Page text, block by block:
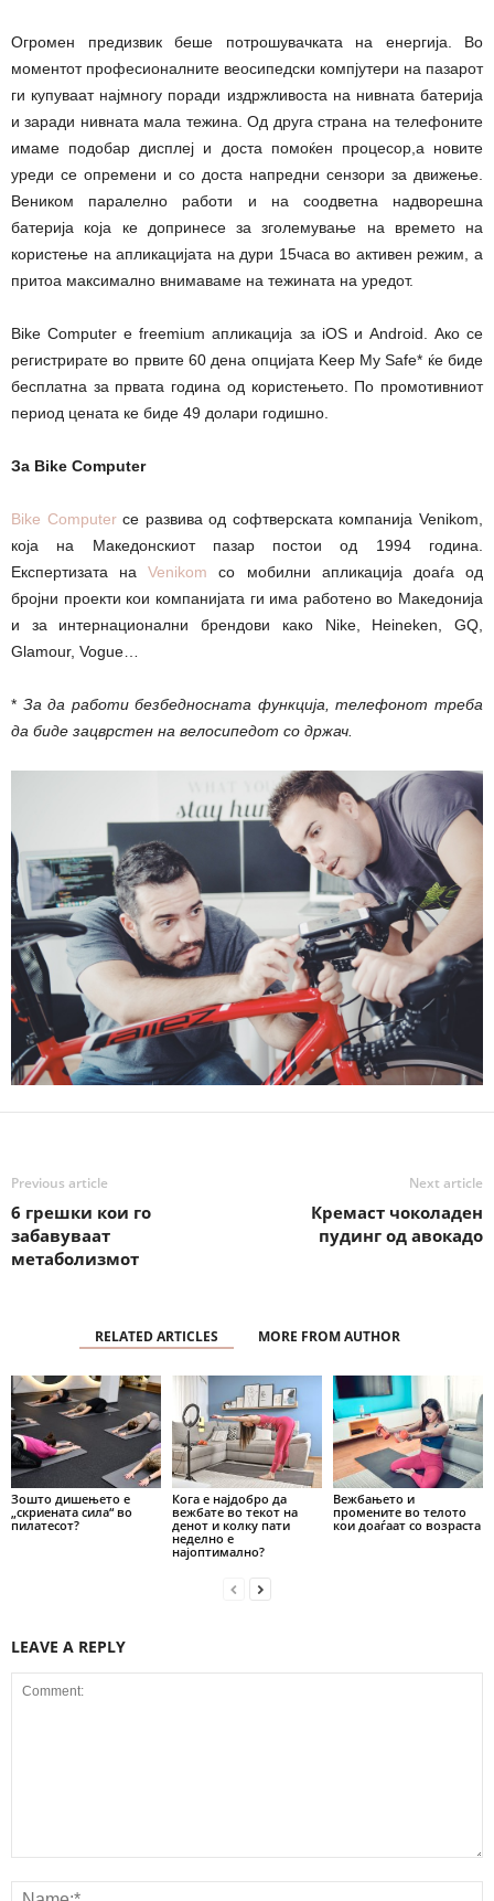
Огромен предизвик беше потрошувачката на енергија. Во
моментот професионалните веосипедски компјутери на пазарот
ги купуваат најмногу поради издржливоста на нивната батерија
и заради нивната мала тежина. Од друга страна на телефоните
имаме подобар дисплеј и доста помоќен процесор,а новите
уреди се опремени и со доста напредни сензори за движење.
Веником паралелно работи и на соодветна надворешна
батерија која ке допринесе за зголемување на времето на
користење на апликацијата на дури 15часа во активен режим, а
притоа максимално внимаваме на тежината на уредот.
Bike Computer е freemium апликација за iOS и Android. Ако се
регистрирате во првите 60 дена опцијата Keep My Safe* ќе биде
бесплатна за првата година од користењето. По промотивниот
период цената ке биде 49 долари годишно.
За Bike Computer
Bike Computerсе развива од софтверската компанија Venikom,
која на Македонскиот пазар постои од 1994 година.
Експертизата наVenikom со мобилни апликација доаѓа од
бројни проекти кои компанијата ги има работено во Македонија
и за интернационални брендови како Nike, Heineken, GQ,
Glamour, Vogue…
* За да работи безбедносната функција, телефонот треба
да биде зацврстен на велосипедот со држач.
Previous article
6 грешки кои го
забавуваат
метаболизмот
Next article
Кремаст чоколаден
пудинг од авокадо
RELATED ARTICLES MORE FROM AUTHOR
Зошто дишењето е
„скриената сила“ во
пилатесот?
Кога е најдобро да
вежбате во текот на
денот и колку пати
неделно е
најоптимално?
Вежбањето и
промените во телото
кои доаѓаат со возраста
LEAVE A REPLY